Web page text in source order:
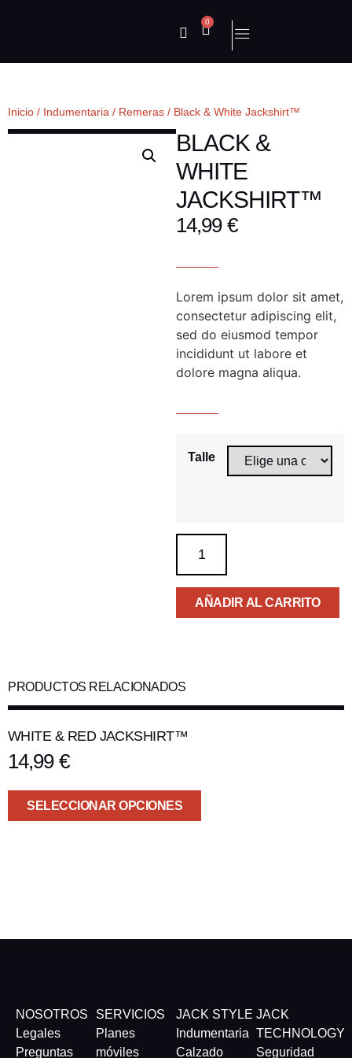
0
Inicio / Indumentaria / Remeras / Black & White Jackshirt™
BLACK &
WHITE
JACKSHIRT™
14,99 €
Lorem ipsum dolor sit amet,
consectetur adipiscing elit,
sed do eiusmod tempor
incididunt ut labore et
dolore magna aliqua.
Talle
AÑADIR AL CARRITO
PRODUCTOS RELACIONADOS
WHITE & RED JACKSHIRT™
14,99 €
SELECCIONAR OPCIONES
NOSOTROS
Legales
Preguntas
SERVICIOS
Planes
móviles
JACK STYLE
Indumentaria
Calzado
JACK
TECHNOLOGY
Seguridad